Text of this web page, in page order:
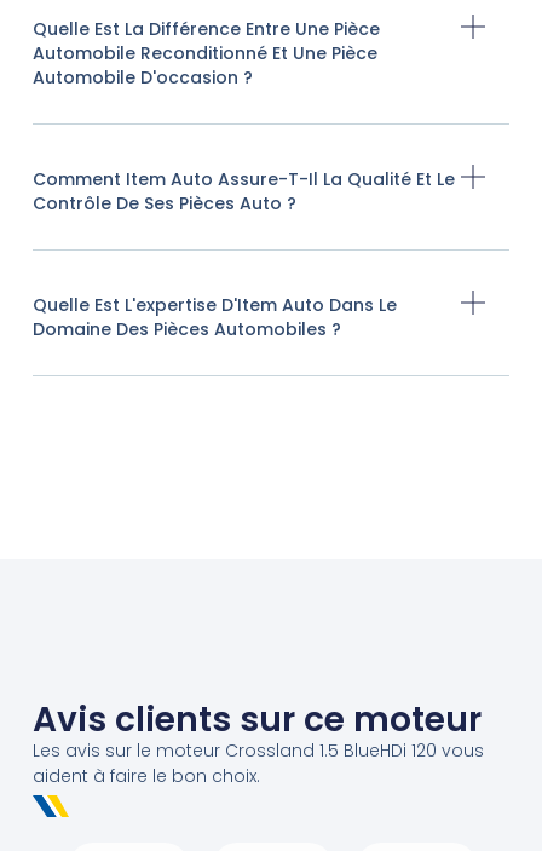
Quelle Est La Différence Entre Une Pièce
Automobile Reconditionné Et Une Pièce
Automobile D'occasion ?
Comment Item Auto Assure-T-Il La Qualité Et Le
Contrôle De Ses Pièces Auto ?
Quelle Est L'expertise D'Item Auto Dans Le
Domaine Des Pièces Automobiles ?
Avis clients sur ce moteur
Les avis sur le moteur Crossland 1.5 BlueHDi 120 vous
aident à faire le bon choix.